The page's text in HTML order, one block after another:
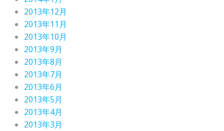
2013年12月
2013年11月
2013年10月
2013年9月
2013年8月
2013年7月
2013年6月
2013年5月
2013年4月
2013年3月